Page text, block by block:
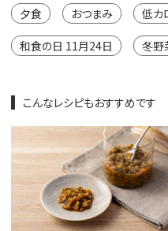
夕食 おつまみ 低カ
和食の日 11月24日 冬野
こんなレシピもおすすめです